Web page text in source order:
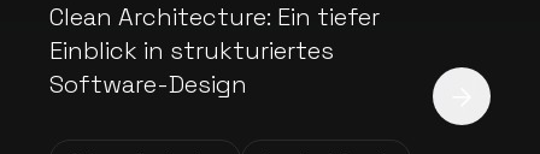
Clean Architecture: Ein tiefer
Einblick in strukturiertes
Software-Design